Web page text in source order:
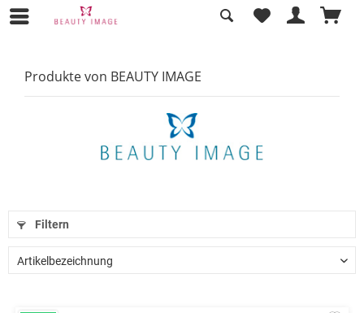
Produkte von BEAUTY IMAGE
Filtern